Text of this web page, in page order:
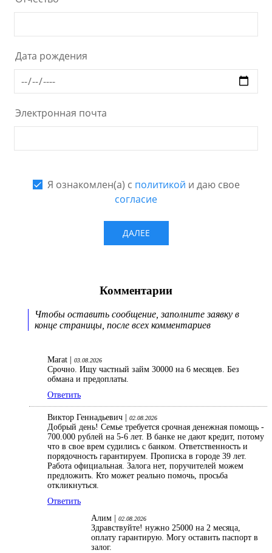
Комментарии
Чтобы оставить сообщение, заполните заявку в
конце страницы, после всех комментариев
Marat | 03.08.2026
Срочно. Ищу частный займ 30000 на 6 месяцев. Без
обмана и предоплаты.
Ответить
Виктор Геннадьевич | 02.08.2026
Добрый день! Семье требуется срочная денежная помощь -
700.000 рублей на 5-6 лет. В банке не дают кредит, потому
что в свое врем судились с банком. Ответственность и
порядочность гарантируем. Прописка в городе 39 лет.
Работа официальная. Залога нет, поручителей можем
предложить. Кто может реально помочь, просьба
откликнуться.
Ответить
Алим |
02.08.2026
Здравствуйте! нужно 25000 на 2 месяца,
оплату гарантирую. Могу оставить паспорт в
залог.